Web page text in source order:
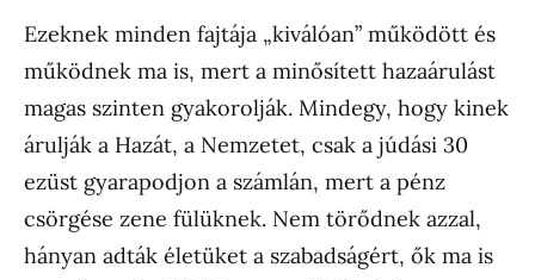
Ezeknek minden fajtája „kiválóan” működött és
működnek ma is, mert a minősített hazaárulást
magas szinten gyakorolják. Mindegy, hogy kinek
árulják a Hazát, a Nemzetet, csak a júdási 30
ezüst gyarapodjon a számlán, mert a pénz
csörgése zene fülüknek. Nem törődnek azzal,
hányan adták életüket a szabadságért, ők ma is